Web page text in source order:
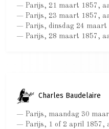
— Parijs, 21 maart 1857,
— Parijs, 23 maart 1857,
— Parijs, dinsdag 24 maart
— Parijs, 28 maart 1857,
Charles Baudelaire
— Parijs, maandag 30
— Parijs, 1 of 2 april 1857,